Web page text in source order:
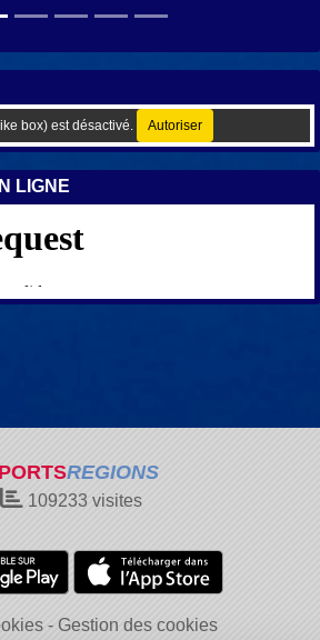
box) est désactivé. Autoriser
LIGNE
REGIONS
109233 visites
Gestion des cookies